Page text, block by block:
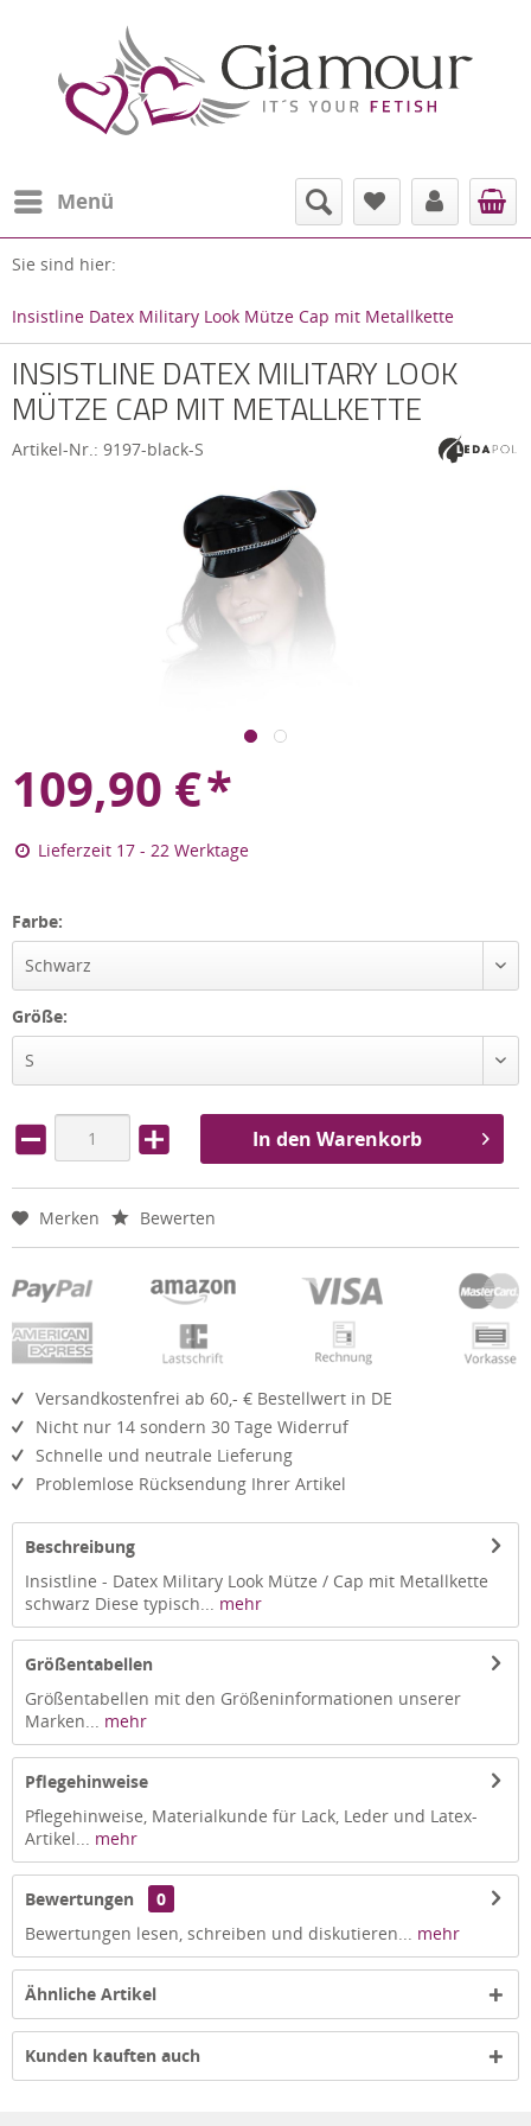
Menü
Sie sind hier:
Insistline Datex Military Look Mütze Cap mit Metallkette
INSISTLINE DATEX MILITARY LOOK
MÜTZE CAP MIT METALLKETTE
Artikel-Nr.: 9197-black-S
109,90 €*
Lieferzeit 17 - 22 Werktage
Farbe:
Schwarz
Größe:
S
In den Warenkorb
Merken Bewerten
Versandkostenfrei ab 60,- € Bestellwert in DE
Nicht nur 14 sondern 30 Tage Widerruf
Schnelle und neutrale Lieferung
Problemlose Rücksendung Ihrer Artikel
Beschreibung
Insistline - Datex Military Look Mütze / Cap mit Metallkette
schwarz Diese typisch... mehr
Größentabellen
Größentabellen mit den Größeninformationen unserer
Marken... mehr
Pflegehinweise
Pflegehinweise, Materialkunde für Lack, Leder und Latex-
Artikel... mehr
Bewertungen
0
Bewertungen lesen, schreiben und diskutieren... mehr
Ähnliche Artikel
Kunden kauften auch